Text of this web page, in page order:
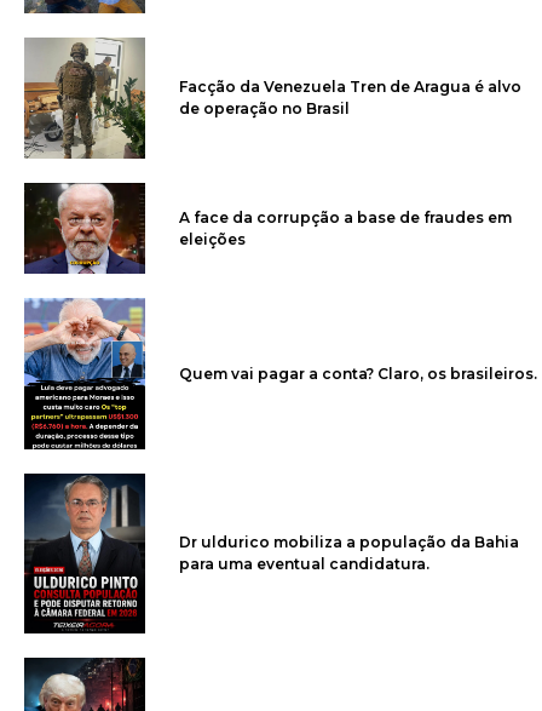
Facção da Venezuela Tren de Aragua é alvo
de operação no Brasil
A face da corrupção a base de fraudes em
eleições
Quem vai pagar a conta? Claro, os brasileiros.
Dr uldurico mobiliza a população da Bahia
para uma eventual candidatura.